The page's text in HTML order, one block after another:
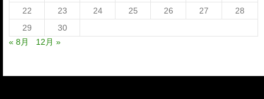
22
23 24 25 26 27
28
29
30
« 8月
12月 »